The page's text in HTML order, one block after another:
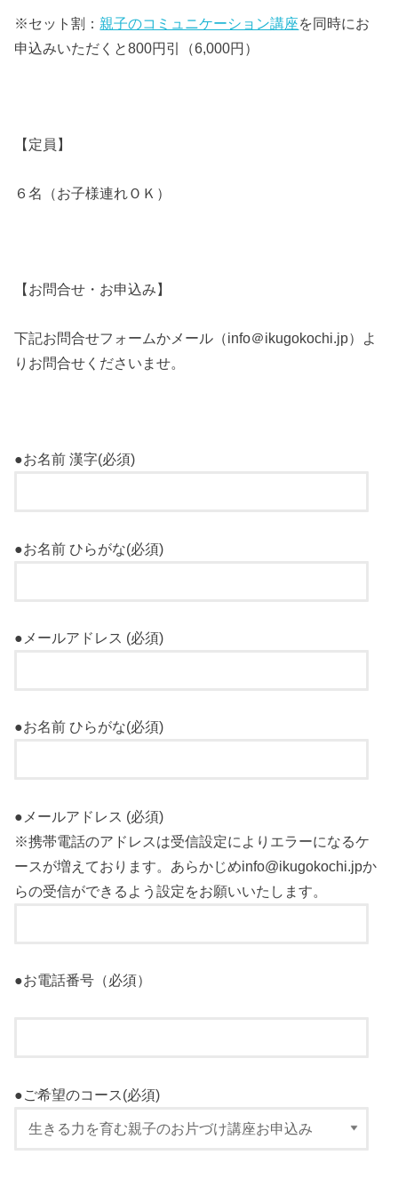
※セット割： 親子のコミュニケーション講座を同時にお
申込みいただくと800円引（6,000円）
【定員】
６名（お子様連れＯＫ）
【お問合せ・お申込み】
下記お問合せフォームかメール（info＠ikugokochi.jp）よ
りお問合せくださいませ。
●お名前 漢字(必須)
●お名前 ひらがな(必須)
●メールアドレス (必須)
●お名前 ひらがな(必須)
●メールアドレス (必須)
※携帯電話のアドレスは受信設定によりエラーになるケ
ースが増えております。あらかじめinfo@ikugokochi.jpか
らの受信ができるよう設定をお願いいたします。
●お電話番号（必須）
●ご希望のコース(必須)